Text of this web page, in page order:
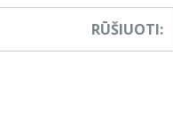
RŪŠIUOTI: